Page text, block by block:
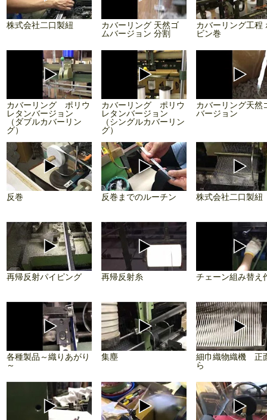
株式会社二口製紐
カバーリング 天然ゴ
ムバージョン 分割
カバーリング工程
ビン巻
カバーリング ポリウ
レタンバージョン
（ダブルカバーリン
グ）
カバーリング ポリウ
レタンバージョン
（シングルカバーリン
グ）
カバーリング天然
バージョン
反巻 反巻までのルーチン 株式会社二口製紐
再帰反射パイピング 再帰反射糸 チェーン組み替え
各種製品～織りあがり
～
集塵
細巾織物織機 正
ら